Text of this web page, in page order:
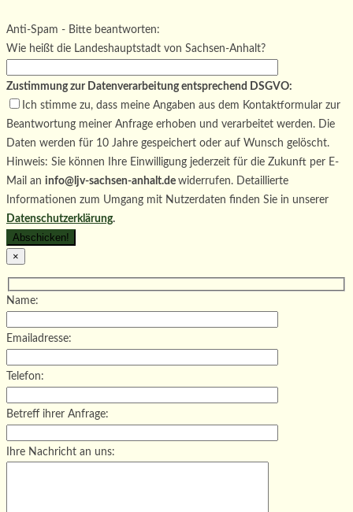
Bitte lasse dieses Feld leer.
Anti-Spam - Bitte beantworten:
Wie heißt die Landeshauptstadt von Sachsen-Anhalt?
Zustimmung zur Datenverarbeitung entsprechend DSGVO:
Ich stimme zu, dass meine Angaben aus dem Kontaktformular zur
Beantwortung meiner Anfrage erhoben und verarbeitet werden. Die
Daten werden für 10 Jahre gespeichert oder auf Wunsch gelöscht.
Hinweis: Sie können Ihre Einwilligung jederzeit für die Zukunft per E-
Mail an info@ljv-sachsen-anhalt.de widerrufen. Detaillierte
Informationen zum Umgang mit Nutzerdaten finden Sie in unserer
Datenschutzerklärung.
×
Name:
Emailadresse:
Telefon:
Betreff ihrer Anfrage:
Ihre Nachricht an uns: